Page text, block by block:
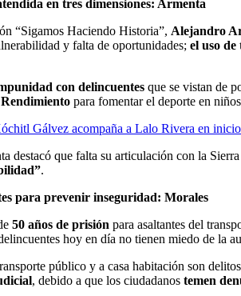
en tres dimensiones: Armenta
“Sigamos Haciendo Historia”, Alejandro
y falta de oportunidades; el uso de
con delincuentes que se vistan de
para fomentar el deporte en
Gálvez acompaña a Lalo Rivera en inicio
destacó que falta su articulación con la
.
para prevenir inseguridad: Morales
50 años de prisión para asaltantes del
hoy en día no tienen miedo de la
público y a casa habitación son
, debido a que los ciudadanos temen